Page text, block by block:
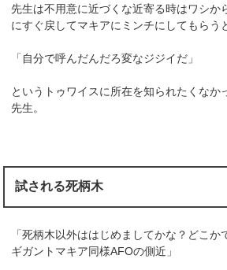
先生は不用意に近づくな近寄る時はワシか
にすぐ戻してマキアにミンチにしてもらう
「自分で呼んだんだろ変なジジイだ」
というトゥワイスに所在を知られたくなか
先生。
試される死柄木
「死柄木以外ははじめましてかな？どこ
ギガントマキア同様AFOの側近」